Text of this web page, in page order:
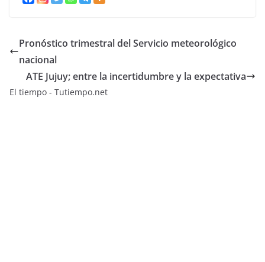
Pronóstico trimestral del Servicio meteorológico
nacional
ATE Jujuy; entre la incertidumbre y la expectativa
El tiempo - Tutiempo.net